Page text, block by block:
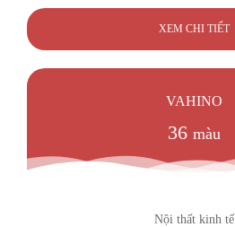
XEM CHI TIẾT
VAHINO
36 màu
Nội thất kinh tế